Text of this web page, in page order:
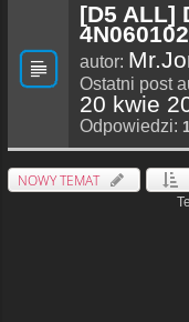
[D5 ALL]
autor:
Ostatni post
20 kwie
Odpowiedzi:
NOWY TEMAT